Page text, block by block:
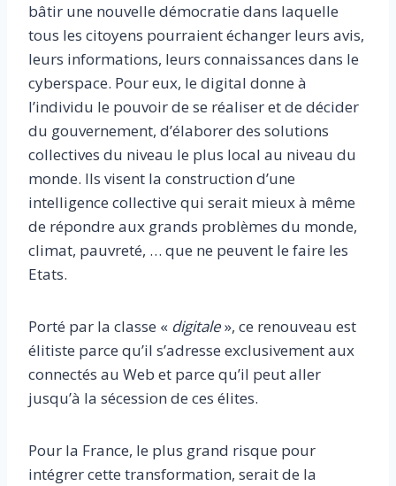
bâtir une nouvelle démocratie dans laquelle
tous les citoyens pourraient échanger leurs avis,
leurs informations, leurs connaissances dans le
cyberspace. Pour eux, le digital donne à
l’individu le pouvoir de se réaliser et de décider
du gouvernement, d’élaborer des solutions
collectives du niveau le plus local au niveau du
monde. Ils visent la construction d’une
intelligence collective qui serait mieux à même
de répondre aux grands problèmes du monde,
climat, pauvreté, … que ne peuvent le faire les
Etats.
Porté par la classe « digitale», ce renouveau est
élitiste parce qu’il s’adresse exclusivement aux
connectés au Web et parce qu’il peut aller
jusqu’à la sécession de ces élites.
Pour la France, le plus grand risque pour
intégrer cette transformation, serait de la